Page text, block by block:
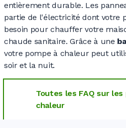
entièrement durable. Les
partie de l'électricité dont votre
besoin pour chauffer votre
chaude sanitaire. Grâce à une
votre pompe à chaleur peut
soir et la nuit.
Toutes les FAQ sur les
chaleur